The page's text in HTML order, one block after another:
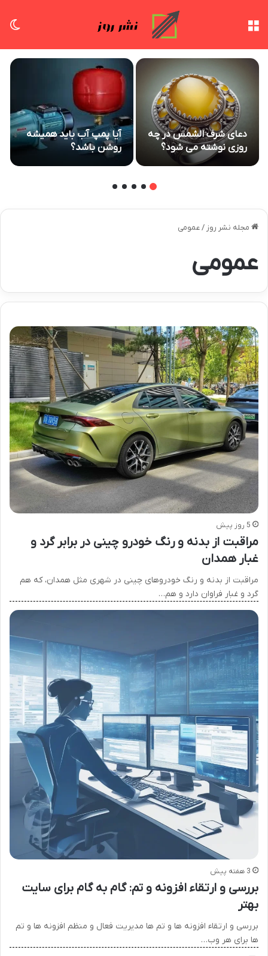
دعای شرف الشمس در چه
روزی نوشته می شود؟
آیا پمپ آب باید همیشه
روشن باشد؟
مجله نشر روز /عمومی
عمومی
5 روز پیش
مراقبت از بدنه و رنگ خودرو چینی در برابر گرد و
غبار همدان
مراقبت از بدنه و رنگ خودروهای چینی در شهری مثل همدان، که هم
گرد و غبار فراوان دارد و هم…
3 هفته پیش
بررسی و ارتقاء افزونه و تم: گام به گام برای سایت
بهتر
بررسی و ارتقاء افزونه ها و تم ها مدیریت فعال و منظم افزونه ها و تم
ها برای هر وب…